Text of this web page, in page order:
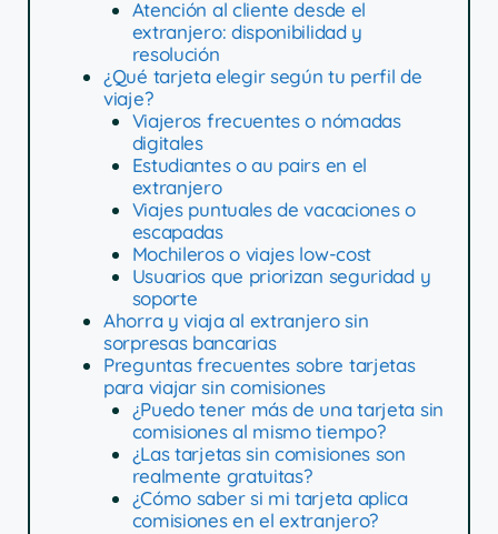
Atención al cliente desde el
extranjero: disponibilidad y
resolución
¿Qué tarjeta elegir según tu perfil de
viaje?
Viajeros frecuentes o nómadas
digitales
Estudiantes o au pairs en el
extranjero
Viajes puntuales de vacaciones o
escapadas
Mochileros o viajes low-cost
Usuarios que priorizan seguridad y
soporte
Ahorra y viaja al extranjero sin
sorpresas bancarias
Preguntas frecuentes sobre tarjetas
para viajar sin comisiones
¿Puedo tener más de una tarjeta sin
comisiones al mismo tiempo?
¿Las tarjetas sin comisiones son
realmente gratuitas?
¿Cómo saber si mi tarjeta aplica
comisiones en el extranjero?